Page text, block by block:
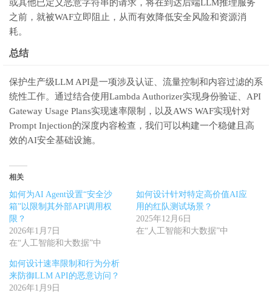
或其他已定义恶意字符串的请求，将在到达后端LLM推理服务
之前，就被WAF立即阻止，从而有效降低安全风险和资源消
耗。
总结
保护生产级LLM API是一项涉及认证、流量控制和内容过滤的系
统性工作。通过结合使用Lambda Authorizer实现身份验证、API
Gateway Usage Plans实现速率限制，以及AWS WAF实现针对
Prompt Injection的深度内容检查，我们可以构建一个稳健且高
效的AI安全基础设施。
相关
如何为AI Agent设置“安全沙
箱”以限制其外部API调用权
限？
2026年1月7日
在“人工智能和大数据”中
如何设计针对特定高价值AI应
用的红队测试场景？
2025年12月6日
在“人工智能和大数据”中
如何设计速率限制和行为分析
来防御LLM API的恶意访问？
2026年1月9日